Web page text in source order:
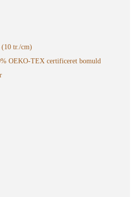
tr./cm)
OEKO-TEX certificeret bomuld